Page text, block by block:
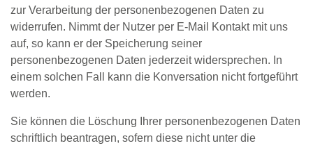
zur Verarbeitung der personenbezogenen Daten zu
widerrufen. Nimmt der Nutzer per E‐Mail Kontakt mit uns
auf, so kann er der Speicherung seiner
personenbezogenen Daten jederzeit widersprechen. In
einem solchen Fall kann die Konversation nicht fortgeführt
werden.
Sie können die Löschung Ihrer personenbezogenen Daten
schriftlich beantragen, sofern diese nicht unter die